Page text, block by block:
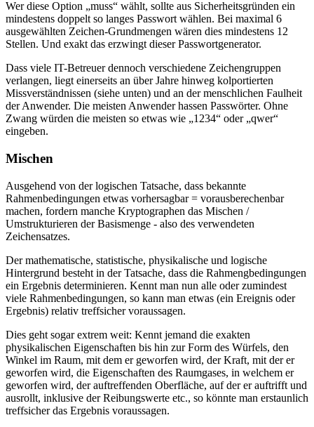
Wer diese Option muss
wählt, sollte aus Sicherheitsgründen ein
mindestens doppelt so langes Passwort wählen. Bei maximal 6
ausgewählten Zeichen-Grundmengen wären dies mindestens 12
Stellen. Und exakt das erzwingt dieser Passwortgenerator.
Dass viele IT-Betreuer dennoch verschiedene Zeichengruppen
verlangen, liegt einerseits an über Jahre hinweg kolportierten
Missverständnissen (siehe unten) und an der menschlichen Faulheit
der Anwender. Die meisten Anwender hassen Passwörter. Ohne
Zwang würden die meisten so etwas wie
1234 oder qwer
eingeben.
Mischen
Ausgehend von der logischen Tatsache, dass bekannte
Rahmenbedingungen etwas vorhersagbar = vorausberechenbar
machen, fordern manche Kryptographen das Mischen /
Umstrukturieren der Basismenge - also des verwendeten
Zeichensatzes.
Der mathematische, statistische, physikalische und logische
Hintergrund besteht in der Tatsache, dass die Rahmengbedingungen
ein Ergebnis determinieren. Kennt man nun alle oder zumindest
viele Rahmenbedingungen, so kann man etwas (ein Ereignis oder
Ergebnis) relativ treffsicher voraussagen.
Dies geht sogar extrem weit: Kennt jemand die exakten
physikalischen Eigenschaften bis hin zur Form des Würfels, den
Winkel im Raum, mit dem er geworfen wird, der Kraft, mit der er
geworfen wird, die Eigenschaften des Raumgases, in welchem er
geworfen wird, der auftreffenden Oberfläche, auf der er auftrifft und
ausrollt, inklusive der Reibungswerte etc., so könnte man erstaunlich
treffsicher das Ergebnis voraussagen.